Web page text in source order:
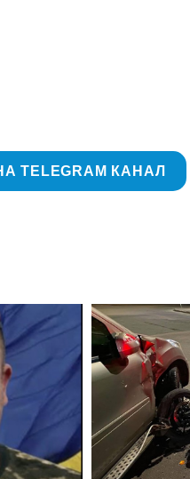
TELEGRAM КАНАЛ